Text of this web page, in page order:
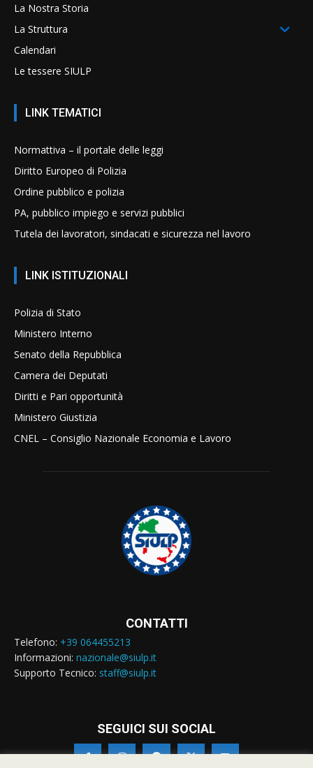
La Nostra Storia
La Struttura
Calendari
Le tessere SIULP
LINK TEMATICI
Normattiva – il portale delle leggi
Diritto Europeo di Polizia
Ordine pubblico e polizia
PA, pubblico impiego e servizi pubblici
Tutela dei lavoratori, sindacati e sicurezza nel lavoro
LINK ISTITUZIONALI
Polizia di Stato
Ministero Interno
Senato della Repubblica
Camera dei Deputati
Diritti e Pari opportunità
Ministero Giustizia
CNEL – Consiglio Nazionale Economia e Lavoro
CONTATTI
Telefono: +39 064455213
Informazioni: nazionale@siulp.it
Supporto Tecnico: staff@siulp.it
SEGUICI SUI SOCIAL